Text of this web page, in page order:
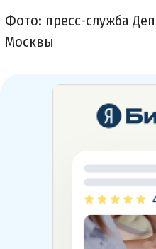
Фото: пресс-служба
Москвы